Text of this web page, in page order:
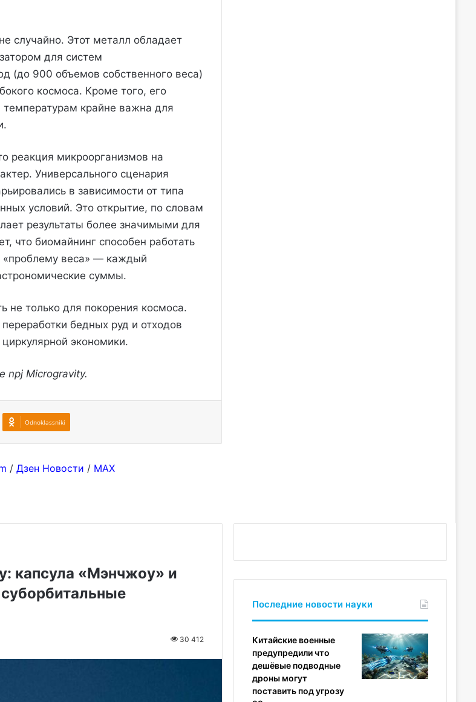
случайно. Этот металл обладает
для систем
(до 900 объемов собственного веса)
космоса. Кроме того, его
температурам крайне важна для
реакция микроорганизмов на
Универсального сценария
в зависимости от типа
условий. Это открытие, по словам
результаты более значимыми для
что биомайнинг способен работать
«проблему веса» — каждый
суммы.
не только для покорения космоса.
бедных руд и отходов
экономики.
npj Microgravity.
Odnoklassniki
/ Дзен Новости / MAX